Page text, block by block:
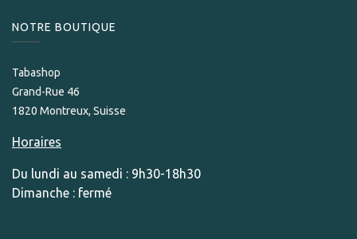
NOTRE BOUTIQUE
Tabashop
Grand-Rue 46
1820 Montreux, Suisse
Horaires
Du lundi au samedi : 9h30-18h30
Dimanche : fermé